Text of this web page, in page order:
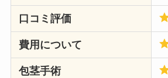
口コミ評価
費用について
包茎手術